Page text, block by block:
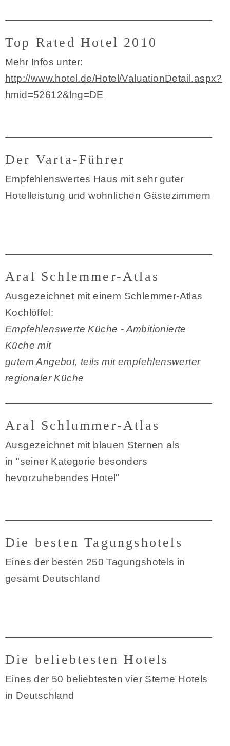
Top Rated Hotel 2010
Mehr Infos unter:
http://www.hotel.de/Hotel/ValuationDetail.aspx?
hmid=52612&lng=DE
Der Varta-Führer
Empfehlenswertes Haus mit sehr guter
Hotelleistung und wohnlichen Gästezimmern
Aral Schlemmer-Atlas
Ausgezeichnet mit einem Schlemmer-Atlas
Kochlöffel:
Empfehlenswerte Küche - Ambitionierte
Küche mit
gutem Angebot, teils mit empfehlenswerter
regionaler Küche
Aral Schlummer-Atlas
Ausgezeichnet mit blauen Sternen als
in "seiner Kategorie besonders
hevorzuhebendes Hotel"
Die besten Tagungshotels
Eines der besten 250 Tagungshotels in
gesamt Deutschland
Die beliebtesten Hotels
Eines der 50 beliebtesten vier Sterne Hotels
in Deutschland